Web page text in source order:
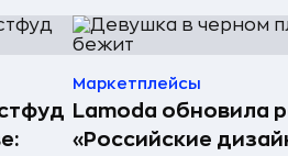
Маркетплейсы
Lamoda обновила
«Российские